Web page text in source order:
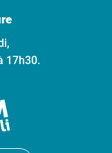
17h30.